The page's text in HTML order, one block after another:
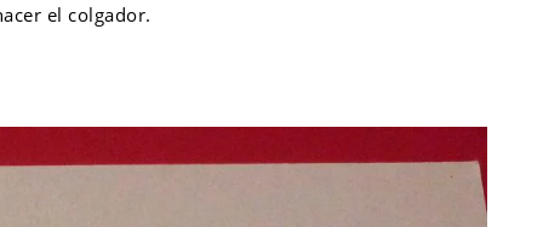
el colgador.